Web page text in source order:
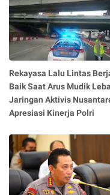
Rekayasa Lalu Lintas
Baik Saat Arus Mudik
Jaringan Aktivis
Apresiasi Kinerja Polri